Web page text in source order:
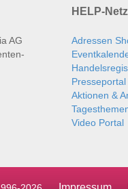
AG
HELP-
Adressen
Aktionen &
Video Portal